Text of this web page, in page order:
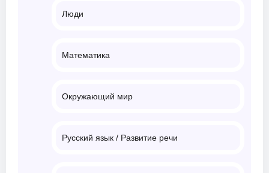
Люди
Математика
Окружающий мир
Русский язык / Развитие речи